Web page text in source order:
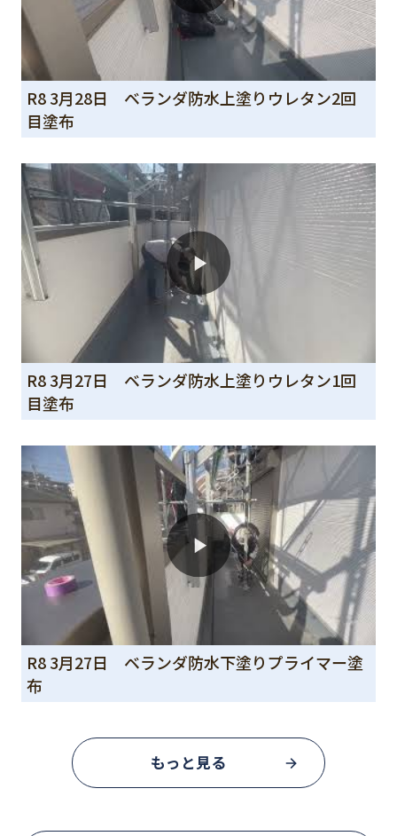
R8 3月28日 ベランダ防水上塗りウレタン2回
目塗布
R8 3月27日 ベランダ防水上塗りウレタン1回
目塗布
R8 3月27日 ベランダ防水下塗りプライマー塗
布
もっと見る